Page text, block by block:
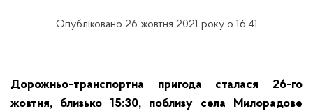
Опубліковано 26 жовтня 2021 року о 16:41
Дорожньо-транспортна пригода сталася 26-го
жовтня, близько 15:30, поблизу села Милорадове